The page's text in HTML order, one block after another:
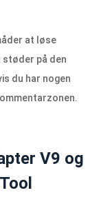
at løse
støder på den
du har nogen
V9 og